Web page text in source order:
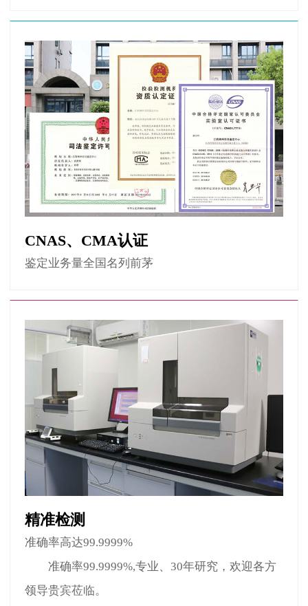
CNAS、CMA认证
鉴定业务量全国名列前茅
精准检测
准确率高达99.9999%
准确率99.9999%,专业、30年研究，欢迎各方
领导贵宾莅临。